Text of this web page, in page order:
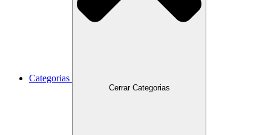
Categorias
Cerrar Categorias